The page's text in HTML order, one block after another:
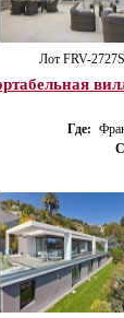
Лот FRV-2727S
Где: